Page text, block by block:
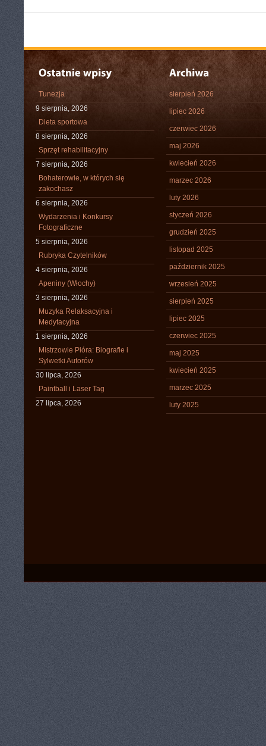
Tunezja
9 sierpnia, 2026
Dieta sportowa
8 sierpnia, 2026
Sprzęt rehabilitacyjny
7 sierpnia, 2026
Bohaterowie, w których się
zakochasz
6 sierpnia, 2026
Wydarzenia i Konkursy
Fotograficzne
5 sierpnia, 2026
Rubryka Czytelników
4 sierpnia, 2026
Apeniny (Włochy)
3 sierpnia, 2026
Muzyka Relaksacyjna i
Medytacyjna
1 sierpnia, 2026
Mistrzowie Pióra: Biografie i
Sylwetki Autorów
30 lipca, 2026
Paintball i Laser Tag
27 lipca, 2026
sierpień 2026
lipiec 2026
czerwiec 2026
maj 2026
kwiecień 2026
marzec 2026
luty 2026
styczeń 2026
grudzień 2025
listopad 2025
październik 2025
wrzesień 2025
sierpień 2025
lipiec 2025
czerwiec 2025
maj 2025
kwiecień 2025
marzec 2025
luty 2025